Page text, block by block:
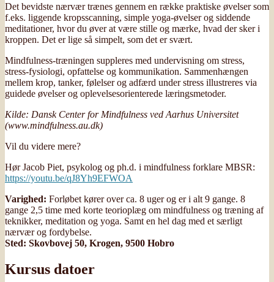
Det bevidste nærvær trænes gennem en række praktiske øvelser som
f.eks. liggende kropsscanning, simple yoga-øvelser og siddende
meditationer, hvor du øver at være stille og mærke, hvad der sker i
kroppen. Det er lige så simpelt, som det er svært.
Mindfulness-træningen suppleres med undervisning om stress,
stress-fysiologi, opfattelse og kommunikation. Sammenhængen
mellem krop, tanker, følelser og adfærd under stress illustreres via
guidede øvelser og oplevelsesorienterede læringsmetoder.
Kilde: Dansk Center for Mindfulness ved Aarhus Universitet
(www.mindfulness.au.dk)
Vil du videre mere?
Hør Jacob Piet, psykolog og ph.d. i mindfulness forklare MBSR:
https://youtu.be/qJ8Yh9EFWOA
Varighed: Forløbet kører over ca. 8 uger og er i alt 9 gange. 8
gange 2,5 time med korte teorioplæg om mindfulness og træning af
teknikker, meditation og yoga. Samt en hel dag med et særligt
nærvær og fordybelse.
Sted: Skovbovej 50, Krogen, 9500 Hobro
Kursus datoer